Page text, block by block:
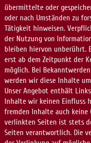
übermittelte oder
oder nach Umständen zu
Tätigkeit hinweisen.
der Nutzung von
bleiben hiervon unberührt.
erst ab dem Zeitpunkt der
möglich. Bei
werden wir diese Inhalte
Unser Angebot enthält
Inhalte wir keinen Einfluss
fremden Inhalte auch keine
verlinkten Seiten ist stets
Seiten verantwortlich. Die